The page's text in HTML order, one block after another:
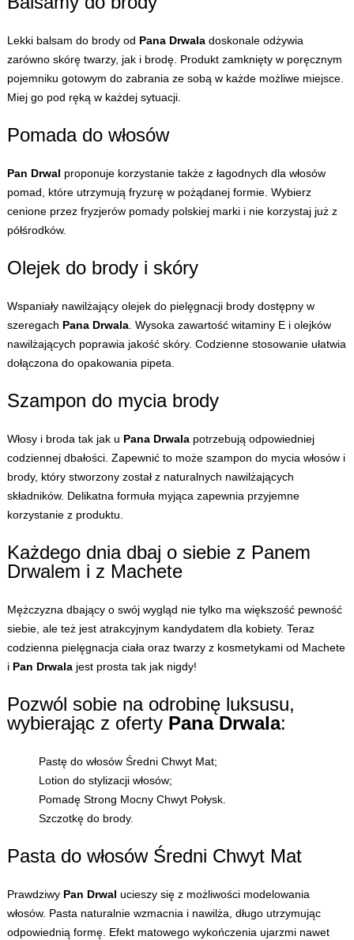
Lekki balsam do brody od Pana Drwaladoskonale odżywia
zarówno skórę twarzy, jak i brodę. Produkt zamknięty w poręcznym
pojemniku gotowym do zabrania ze sobą w każde możliwe miejsce.
Miej go pod ręką w każdej sytuacji.
Pomada do włosów
Pan Drwal proponuje korzystanie także z łagodnych dla włosów
pomad, które utrzymują fryzurę w pożądanej formie. Wybierz
cenione przez fryzjerów pomady polskiej marki i nie korzystaj już z
półśrodków.
Olejek do brody i skóry
Wspaniały nawilżający olejek do pielęgnacji brody dostępny w
szeregach Pana Drwala. Wysoka zawartość witaminy E i olejków
nawilżających poprawia jakość skóry. Codzienne stosowanie ułatwia
dołączona do opakowania pipeta.
Szampon do mycia brody
Włosy i broda tak jak u Pana Drwalapotrzebują odpowiedniej
codziennej dbałości. Zapewnić to może szampon do mycia włosów i
brody, który stworzony został z naturalnych nawilżających
składników. Delikatna formuła myjąca zapewnia przyjemne
korzystanie z produktu.
Każdego dnia dbaj o siebie z Panem
Drwalem i z Machete
Mężczyzna dbający o swój wygląd nie tylko ma większość pewność
siebie, ale też jest atrakcyjnym kandydatem dla kobiety. Teraz
codzienna pielęgnacja ciała oraz twarzy z kosmetykami od Machete
i Pan Drwalajest prosta tak jak nigdy!
Pozwól sobie na odrobinę luksusu,
wybierając z oferty Pana Drwala:
Pastę do włosów Średni Chwyt Mat;
Lotion do stylizacji włosów;
Pomadę Strong Mocny Chwyt Połysk.
Szczotkę do brody.
Pasta do włosów Średni Chwyt Mat
Prawdziwy Pan Drwal ucieszy się z możliwości modelowania
włosów. Pasta naturalnie wzmacnia i nawilża, długo utrzymując
odpowiednią formę. Efekt matowego wykończenia ujarzmi nawet